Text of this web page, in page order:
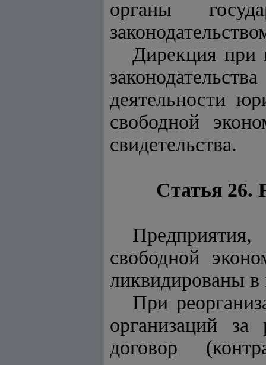
органы
Дирекция при
деятельности
свободной
свидетельства.
Статья 26.
свободной
ликвидированы в
При
организаций
договор